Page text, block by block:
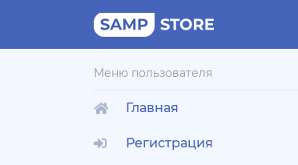
Меню пользователя
Главная
Регистрация